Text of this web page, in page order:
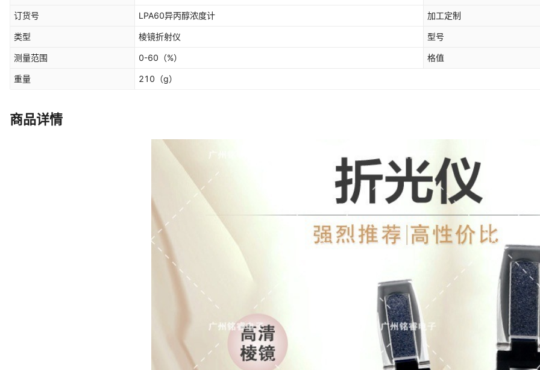
订货号 LPA60异丙醇浓度计 加工定制
类型 棱镜折射仪 型号
测量范围 0-60 （%） 格值
重量 210 （g）
商品详情